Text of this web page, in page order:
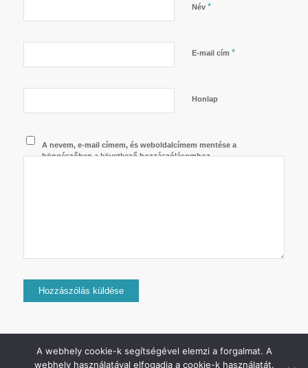
Név *
E-mail cím *
Honlap
A nevem, e-mail címem, és weboldalcímem mentése a
böngészőben a következő hozzászólásomhoz.
A webhely cookie-k segítségével elemzi a forgalmat. A
webhely használatával elfogadja a cookie-k használatát.